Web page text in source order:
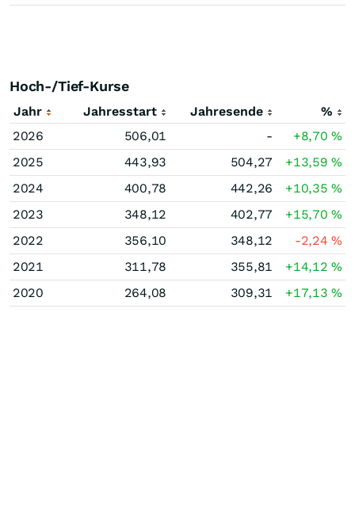
Hoch-/Tief-Kurse
Jahr Jahresstart Jahresende
%
2026
506,01 - +8,70%
2025
443,93 504,27 +13,59%
2024
400,78 442,26 +10,35%
2023
348,12 402,77 +15,70%
2022
356,10 348,12 -2,24%
2021
311,78 355,81 +14,12%
2020
264,08 309,31 +17,13%